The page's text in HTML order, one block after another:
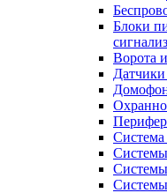
Блоки
Ворота
Датчики